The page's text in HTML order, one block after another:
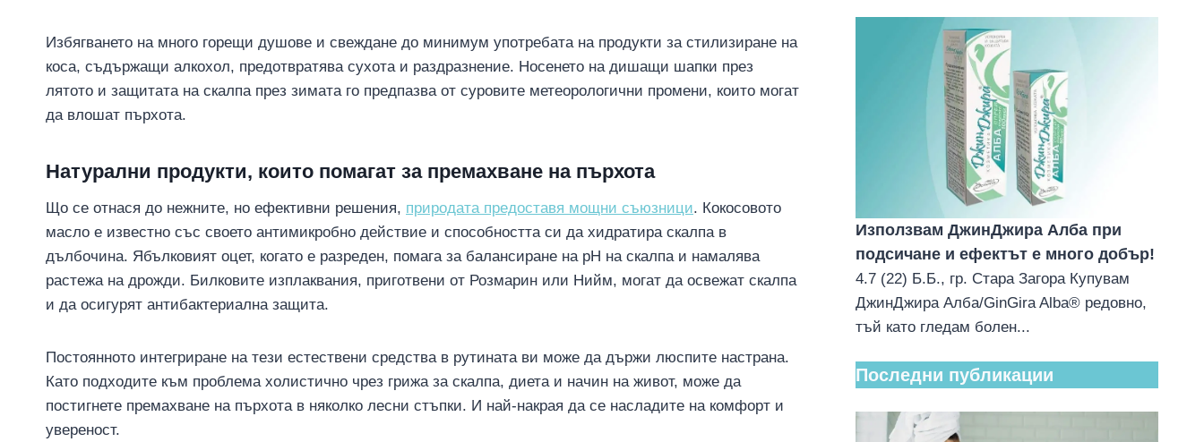
Избягването на много горещи душове и свеждане до минимум употребата на продукти за стилизиране на
коса, съдържащи алкохол, предотвратява сухота и раздразнение. Носенето на дишащи шапки през
лятото и защитата на скалпа през зимата го предпазва от суровите метеорологични промени, които могат
да влошат пърхота.
Натурални продукти, които помагат за премахване на пърхота
Що се отнася до нежните, но ефективни решения, природата предоставя мощни съюзници. Кокосовото
масло е известно със своето антимикробно действие и способността си да хидратира скалпа в
дълбочина. Ябълковият оцет, когато е разреден, помага за балансиране на pH на скалпа и намалява
растежа на дрожди. Билковите изплаквания, приготвени от Розмарин или Нийм, могат да освежат скалпа
и да осигурят антибактериална защита.
Постоянното интегриране на тези естествени средства в рутината ви може да държи люспите настрана.
Като подходите към проблема холистично чрез грижа за скалпа, диета и начин на живот, може да
постигнете премахване на пърхота в няколко лесни стъпки. И най-накрая да се насладите на комфорт и
увереност.
Използвам ДжинДжира Алба при
подсичане и ефектът е много добър!
4.7 (22) Б.Б., гр. Стара Загора Купувам
ДжинДжира Алба/GinGira Alba® редовно,
тъй като гледам болен...
Последни публикации